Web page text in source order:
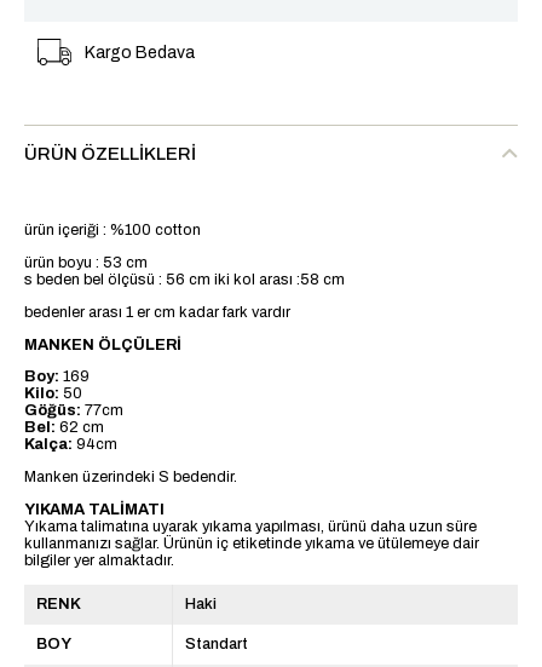
Kargo Bedava
ÜRÜN ÖZELLIKLERI
ürün içeriği : %100 cotton
ürün boyu : 53 cm
s beden bel ölçüsü : 56 cm iki kol arası :58 cm
bedenler arası 1 er cm kadar fark vardır
MANKEN ÖLÇÜLERİ
Boy: 169
Kilo: 50
Göğüs: 77cm
Bel: 62 cm
Kalça: 94cm
Manken üzerindeki S bedendir.
YIKAMA TALİMATI
Yıkama talimatına uyarak yıkama yapılması, ürünü daha uzun süre
kullanmanızı sağlar. Ürünün iç etiketinde yıkama ve ütülemeye dair
bilgiler yer almaktadır.
RENK Haki
BOY Standart